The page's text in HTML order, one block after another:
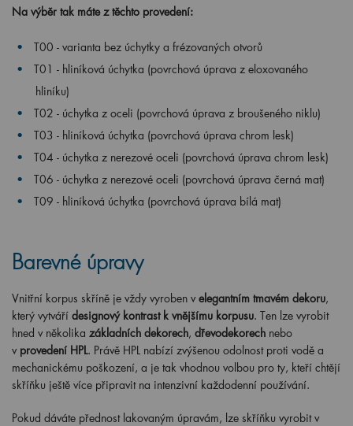
Na výběr tak máte z těchto provedení:
T00 - varianta bez úchytky a frézovaných otvorů
T01 - hliníková úchytka (povrchová úprava z eloxovaného
hliníku)
T02 - úchytka z oceli (povrchová úprava z broušeného niklu)
T03 - hliníková úchytka (povrchová úprava chrom lesk)
T04 - úchytka z nerezové oceli (povrchová úprava chrom lesk)
T06 - úchytka z nerezové oceli (povrchová úprava černá mat)
T09 - hliníková úchytka (povrchová úprava bílá mat)
Barevné úpravy
Vnitřní korpus skříně je vždy vyroben velegantním tmavém dekoru,
který vytváří designový kontrast k vnějšímu korpusu. Ten lze vyrobit
hned v několika základních dekorech, dřevodekorech nebo
v provedení HPL. Právě HPL nabízí zvýšenou odolnost proti vodě a
mechanickému poškození, a je tak vhodnou volbou pro ty, kteří chtějí
skříňku ještě více připravit na intenzivní každodenní používání.
Pokud dáváte přednost lakovaným úpravám, lze skříňku vyrobit v